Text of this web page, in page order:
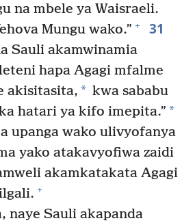
na mbele ya Waisraeli.
Mungu wako.” + 31
Sauli akamwinamia
hapa Agagi mfalme
akisitasita, * kwa sababu
hatari ya kifo imepita.” *
upanga wako ulivyofanya
yako atakavyofiwa zaidi
akamkatakata Agagi
+
naye Sauli akapanda